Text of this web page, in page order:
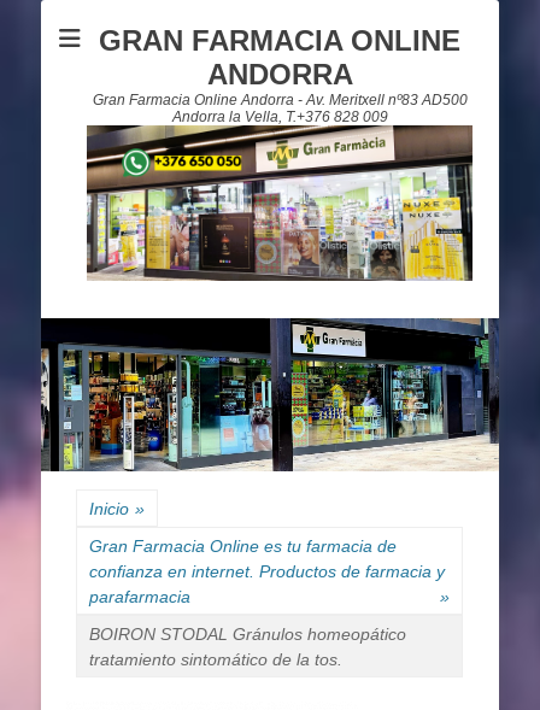
GRAN FARMACIA ONLINE
ANDORRA
Gran Farmacia Online Andorra - Av. Meritxell nº83 AD500
Andorra la Vella, T.+376 828 009
Inicio »
Gran Farmacia Online es tu farmacia de
confianza en internet. Productos de farmacia y
parafarmacia
»
BOIRON STODAL Gránulos homeopático
tratamiento sintomático de la tos.